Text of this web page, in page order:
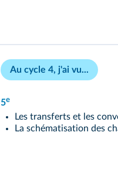
Au cycle 4, j'ai vu...
5e
Les transferts et les
La schématisation des